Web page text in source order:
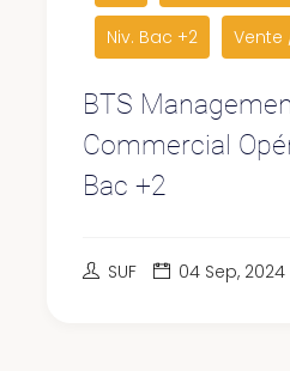
Niv. Bac +2
BTS
Commercial
Bac +2
SUF 04 Sep, 2024